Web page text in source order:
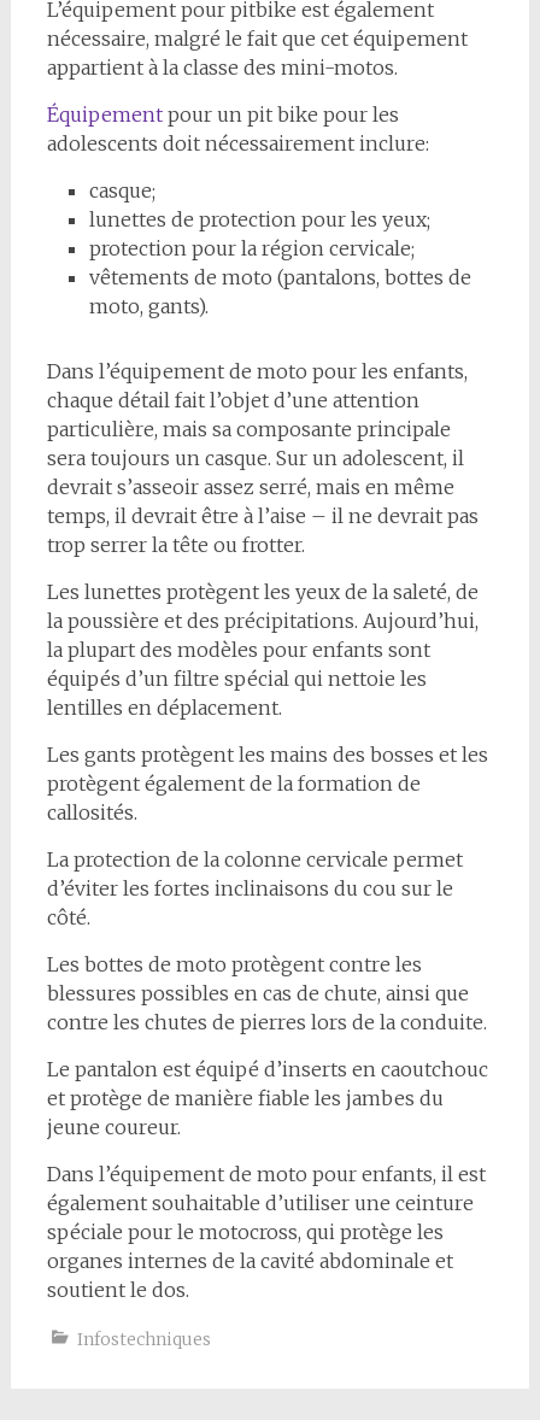
L’équipement pour pitbike est également
nécessaire, malgré le fait que cet équipement
appartient à la classe des mini-motos.
Équipementpour un pit bike pour les
adolescents doit nécessairement inclure:
casque;
lunettes de protection pour les yeux;
protection pour la région cervicale;
vêtements de moto (pantalons, bottes de
moto, gants).
Dans l’équipement de moto pour les enfants,
chaque détail fait l’objet d’une attention
particulière, mais sa composante principale
sera toujours un casque. Sur un adolescent, il
devrait s’asseoir assez serré, mais en même
temps, il devrait être à l’aise – il ne devrait pas
trop serrer la tête ou frotter.
Les lunettes protègent les yeux de la saleté, de
la poussière et des précipitations. Aujourd’hui,
la plupart des modèles pour enfants sont
équipés d’un filtre spécial qui nettoie les
lentilles en déplacement.
Les gants protègent les mains des bosses et les
protègent également de la formation de
callosités.
La protection de la colonne cervicale permet
d’éviter les fortes inclinaisons du cou sur le
côté.
Les bottes de moto protègent contre les
blessures possibles en cas de chute, ainsi que
contre les chutes de pierres lors de la conduite.
Le pantalon est équipé d’inserts en caoutchouc
et protège de manière fiable les jambes du
jeune coureur.
Dans l’équipement de moto pour enfants, il est
également souhaitable d’utiliser une ceinture
spéciale pour le motocross, qui protège les
organes internes de la cavité abdominale et
soutient le dos.
Infostechniques